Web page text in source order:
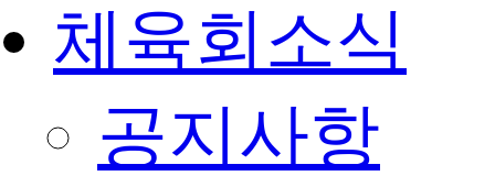
체육회소식
공지사항